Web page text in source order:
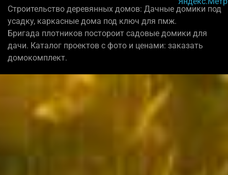
Строительство деревянных домов: Дачные домики под
усадку, каркасные дома под ключ для пмж.
Бригада плотников постороит садовые домики для
дачи. Каталог проектов с фото и ценами: заказать
домокомплект.